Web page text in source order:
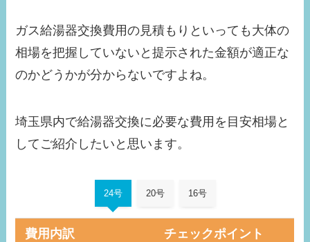
ガス給湯器交換費用の見積もりといっても大体の
相場を把握していないと提示された金額が適正な
のかどうかが分からないですよね。
埼玉県内で給湯器交換に必要な費用を目安相場と
してご紹介したいと思います。
24号 20号 16号
費用内訳 チェックポイント